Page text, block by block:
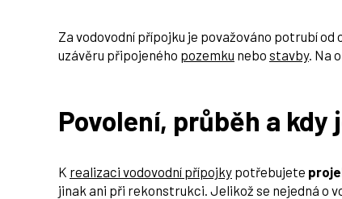
Za vodovodní přípojku je považováno potrubí od
uzávěru připojeného pozemku nebo stavby. Na
Povolení, průběh a
K realizaci vodovodní přípojky potřebujete
jinak ani při rekonstrukci. Jelikož se nejedná o